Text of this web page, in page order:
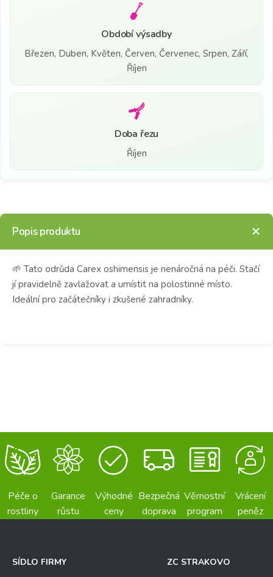
Období výsadby
Březen, Duben, Květen, Červen, Červenec, Srpen, Září,
Říjen
Doba řezu
Říjen
Popis produktu
🌱 Tato odrůda Carex oshimensis je nenáročná na péči. Stačí
jí pravidelně zavlažovat a umístit na polostinné místo.
Ideální pro začátečníky i zkušené zahradníky.
Péče o
rostliny
Garance
růstu
Výhodné
ceny
Bezpečná
doprava
Věrnostní
program
Vrácení
peněz
SÍDLO FIRMY
ZC STRAKOVO